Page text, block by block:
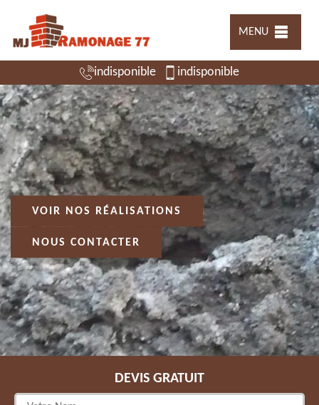
MENU
indisponible indisponible
VOIR NOS RÉALISATIONS
NOUS CONTACTER
DEVIS GRATUIT